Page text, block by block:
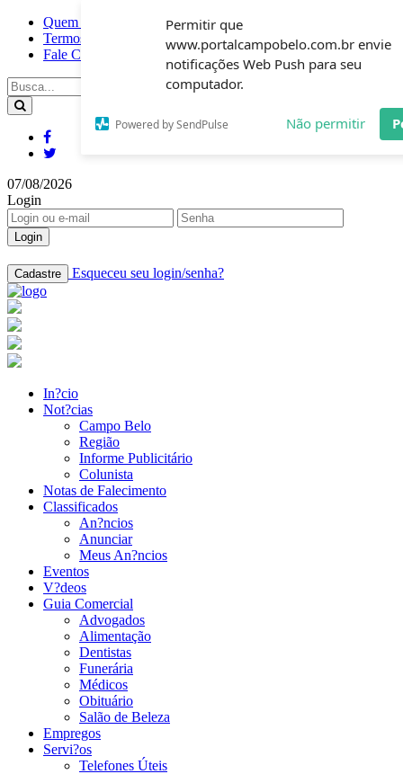
Permitir que
www.portalcampobelo.com.br envie
notificações Web Push para seu
computador.
Powered by SendPulse Não permitir
Quem somos
Termos de uso
Fale Conosco
07/08/2026
Login
Login
Cadastre Esqueceu seu login/senha?
In?cio
Not?cias
Campo Belo
Região
Informe Publicitário
Colunista
Notas de Falecimento
Classificados
An?ncios
Anunciar
Meus An?ncios
Eventos
V?deos
Guia Comercial
Advogados
Alimentação
Dentistas
Funerária
Médicos
Obituário
Salão de Beleza
Empregos
Servi?os
Telefones Úteis